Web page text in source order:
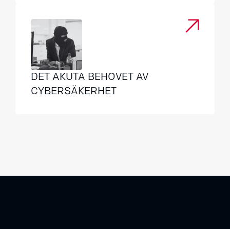
DET AKUTA BEHOVET AV
CYBERSÄKERHET